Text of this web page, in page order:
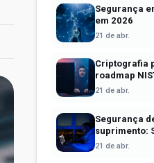
Segurança
em 2026
21 de abr.
Criptografia
roadmap
21 de abr.
Segurança
suprimento:
Sigstore
21 de abr.